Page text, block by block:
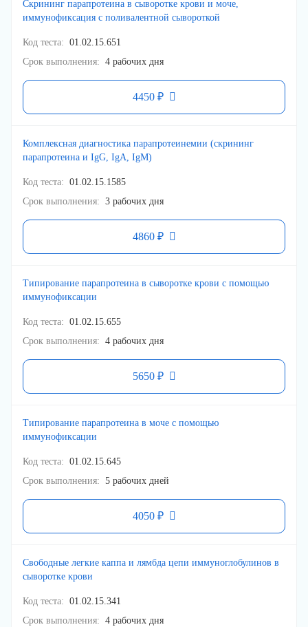
Скрининг парапротеина в сыворотке крови и моче,
иммунофиксация с поливалентной сывороткой
Код теста 01.02.15.651
4450 ₽
Срок выполнения 4 рабочих дня
Комплексная диагностика парапротеинемии (скрининг
парапротеина и IgG, IgA, IgM)
Код теста 01.02.15.1585
4860 ₽
Срок выполнения 3 рабочих дня
Типирование парапротеина в сыворотке крови с помощью
иммунофиксации
Код теста 01.02.15.655
5650 ₽
Срок выполнения 4 рабочих дня
Типирование парапротеина в моче с помощью
иммунофиксации
Код теста 01.02.15.645
4050 ₽
Срок выполнения 5 рабочих дней
Свободные легкие каппа и лямбда цепи иммуноглобулинов в
сыворотке крови
Код теста 01.02.15.341
Срок выполнения 4 рабочих дня